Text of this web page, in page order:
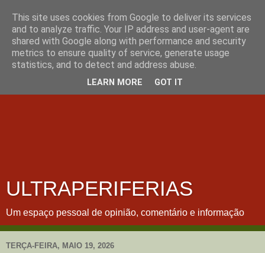
ULTRAPERIFERIAS
Um espaço pessoal de opinião, comentário e informação
TERÇA-FEIRA, MAIO 19, 2026
This site uses cookies from Google to deliver its services
and to analyze traffic. Your IP address and user-agent are
shared with Google along with performance and security
metrics to ensure quality of service, generate usage
statistics, and to detect and address abuse.
LEARN MORE GOT IT